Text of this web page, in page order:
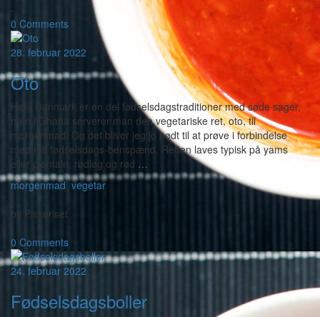
-
0 Comments
28. februar 2022
Oto
Her i Danmark er en del fødselsdagstraditioner med søde sager,
men i Ghana serverer man den vegetariske ret, oto, til
morgenmad! Og det bliver jeg jo nødt til at prøve i forbindelse
med mit fødselsdags-benspænd. Retten laves typisk på yams
eller plantain, rødløg og rød …
morgenmad,vegetar
-
by Piskeriset
-
0 Comments
24. februar 2022
Fødselsdagsboller